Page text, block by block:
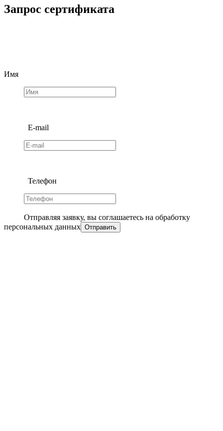
Запрос сертификата
Имя
E-mail
Телефон
Отправляя заявку, вы соглашаетесь на обработку
персональных данных Отправить